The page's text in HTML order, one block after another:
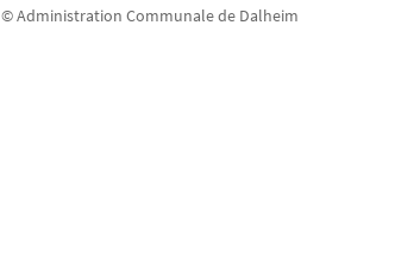
© Administration Communale de Dalheim